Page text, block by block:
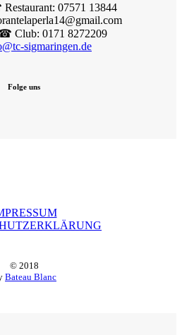
07571 13844
Club: 0171 8272209
sigmaringen.de
Folge uns
© 2018
Bateau Blanc